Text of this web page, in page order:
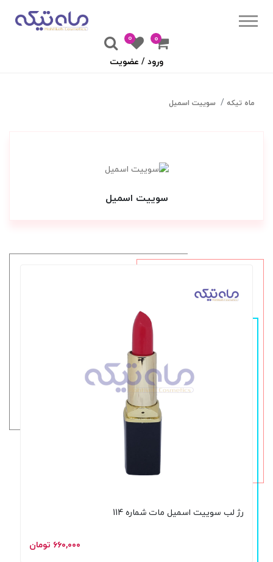
۰
0
ورود / عضویت
ماه تیکه سوییت اسمیل
سوییت اسمیل
رژ لب سوییت اسمیل مات شماره 114
۶۶۰,۰۰۰ تومان